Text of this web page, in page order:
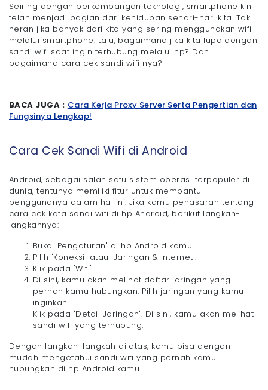
Seiring dengan perkembangan teknologi, smartphone kini
telah menjadi bagian dari kehidupan sehari-hari kita. Tak
heran jika banyak dari kita yang sering menggunakan wifi
melalui smartphone. Lalu, bagaimana jika kita lupa dengan
sandi wifi saat ingin terhubung melalui hp? Dan
bagaimana cara cek sandi wifi nya?
BACA JUGA : Cara Kerja Proxy Server Serta Pengertian dan
Fungsinya Lengkap!
Cara Cek Sandi Wifi di Android
Android, sebagai salah satu sistem operasi terpopuler di
dunia, tentunya memiliki fitur untuk membantu
penggunanya dalam hal ini. Jika kamu penasaran tentang
cara cek kata sandi wifi di hp Android, berikut langkah-
langkahnya:
Buka 'Pengaturan' di hp Android kamu.
Pilih 'Koneksi' atau 'Jaringan & Internet'.
Klik pada 'Wifi'.
Di sini, kamu akan melihat daftar jaringan yang
pernah kamu hubungkan. Pilih jaringan yang kamu
inginkan.
Klik pada 'Detail Jaringan'. Di sini, kamu akan melihat
sandi wifi yang terhubung.
Dengan langkah-langkah di atas, kamu bisa dengan
mudah mengetahui sandi wifi yang pernah kamu
hubungkan di hp Android kamu.